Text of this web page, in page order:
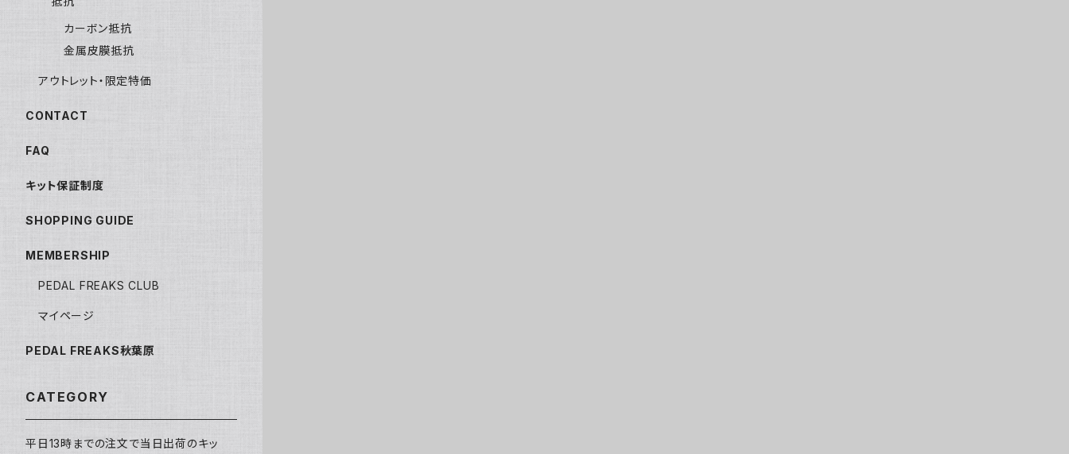
カーボン抵抗
金属皮膜抵抗
アウトレット・限定特価
CONTACT
FAQ
キット保証制度
SHOPPING GUIDE
MEMBERSHIP
PEDAL FREAKS CLUB
マイページ
PEDAL FREAKS秋葉原
CATEGORY
平日13時までの注文で当日出荷のキッ